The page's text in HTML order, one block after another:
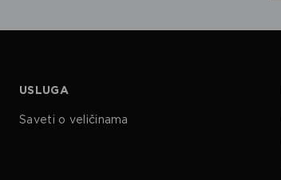
USLUGA
Saveti o veličinama